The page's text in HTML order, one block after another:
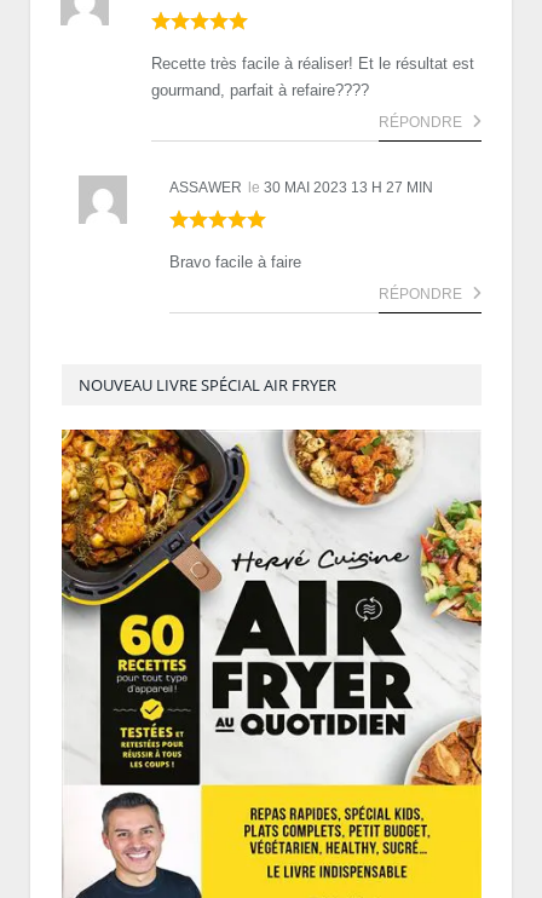
Recette très facile à réaliser! Et le résultat est
gourmand, parfait à refaire????
RÉPONDRE
ASSAWER le 30 MAI 2023 13 H 27 MIN
Bravo facile à faire
RÉPONDRE
NOUVEAU LIVRE SPÉCIAL AIR FRYER